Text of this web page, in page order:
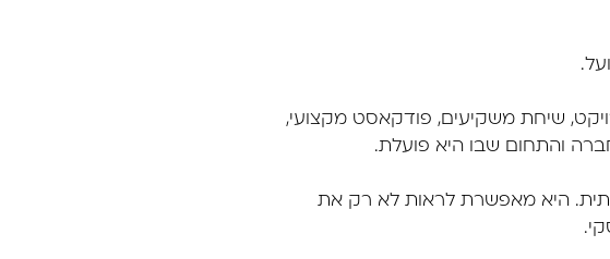
שיחת משקיעים, פודקאסט מקצועי,
והתחום שבו היא פועלת.
היא מאפשרת לראות לא רק את